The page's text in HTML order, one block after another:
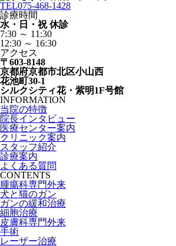
TEL075-468-1428
診療時間
水・日・祝 休診
7:30 ～ 11:30
12:30 ～ 16:30
アクセス
〒603-8148
京都府京都市北区小山西
花池町30-1
シルクシティ花・紫明1F号館
INFORMATION
当院の特徴
院長インタビュー
医療センター案内
クリニック案内
スタッフ紹介
診療案内
よくある質問
CONTENTS
腫瘍科専門外来
犬と猫のガン
ガンの緩和治療
細胞治療
皮膚科専門外来
手術
レーザー治療